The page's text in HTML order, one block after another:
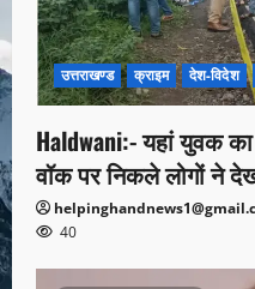
उत्तराखण्ड क्राइम देश-विदेश
Haldwani:- यहां युवक
वॉक पर निकले लोगों ने
40